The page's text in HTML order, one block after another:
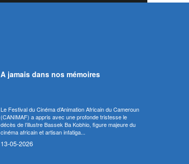
A jamais dans nos mémoires
Le Festival du Cinéma d’Animation Africain du Cameroun
(CANIMAF) a appris avec une profonde tristesse le
décès de l’illustre Bassek Ba Kobhio, figure majeure du
cinéma africain et artisan infatiga...
13-05-2026